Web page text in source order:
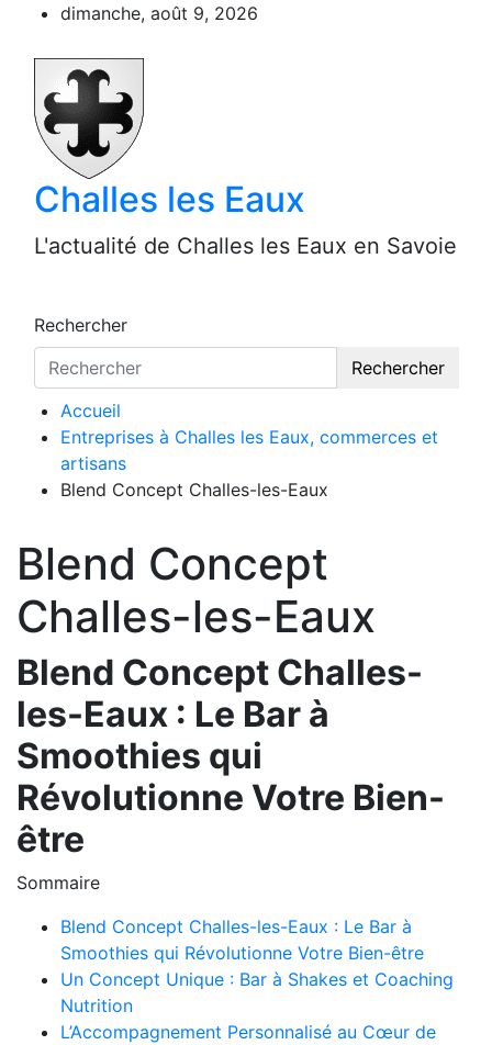
contenu
dimanche, août 9, 2026
Challes les Eaux
L'actualité de Challes les Eaux en Savoie
Rechercher
Rechercher
Accueil
Entreprises à Challes les Eaux, commerces et
artisans
Blend Concept Challes-les-Eaux
Blend Concept
Challes-les-Eaux
Blend Concept Challes-
les-Eaux : Le Bar à
Smoothies qui
Révolutionne Votre Bien-
être
Sommaire
Blend Concept Challes-les-Eaux : Le Bar à
Smoothies qui Révolutionne Votre Bien-être
Un Concept Unique : Bar à Shakes et Coaching
Nutrition
L’Accompagnement Personnalisé au Cœur de